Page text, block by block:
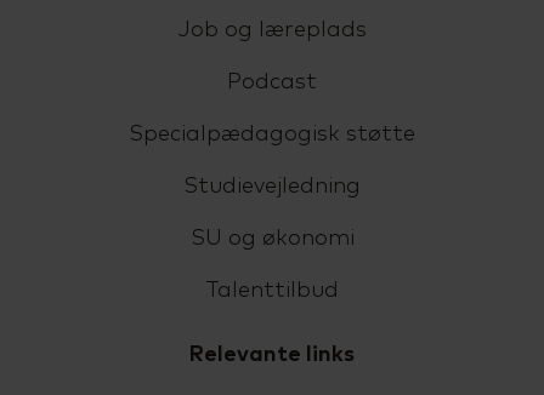
Job og læreplads
Podcast
Specialpædagogisk støtte
Studievejledning
SU og økonomi
Talenttilbud
Relevante links